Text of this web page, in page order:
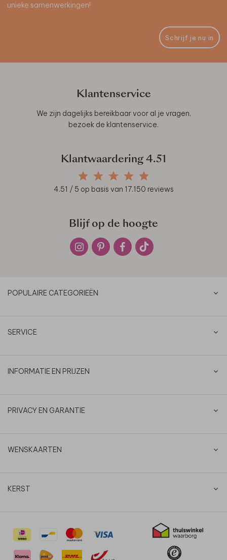
unieke samenwerkingen!
Schrijf je nu in
Klantenservice
We zijn dagelijks bereikbaar voor al je vragen,
bezoek de klantenservice.
Klantwaardering 4.51
4.51 / 5 op basis van 17.150 reviews
Blijf op de hoogte
POPULAIRE CATEGORIEËN
SERVICE
INFORMATIE EN PRIJZEN
PRIVACY EN GARANTIE
WENSKAARTEN
KERST